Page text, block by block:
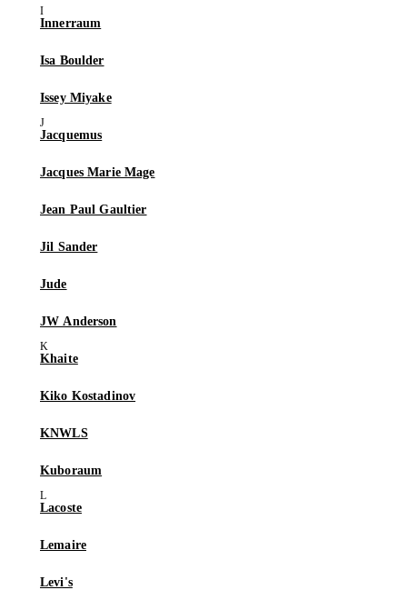
Innerraum
Isa Boulder
Issey Miyake
Jacquemus
Jacques Marie Mage
Jean Paul Gaultier
Jil Sander
Jude
JW Anderson
Khaite
Kiko Kostadinov
KNWLS
Kuboraum
Lacoste
Lemaire
Levi's